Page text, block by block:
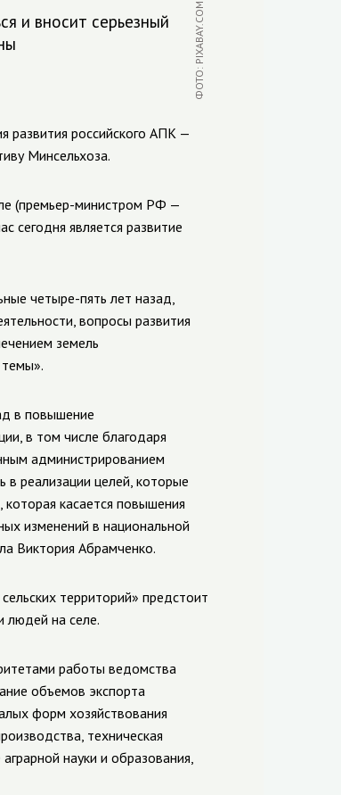
и вносит серьезный
ФОТО: PIXABAY.COM
развития российского АПК —
Минсельхоза.
(премьер-министром РФ —
сегодня является развитие
четыре-пять лет назад,
вопросы развития
земель
в повышение
в том числе благодаря
администрированием
в реализации целей, которые
касается повышения
изменений в национальной
Виктория Абрамченко.
территорий» предстоит
людей на селе.
работы ведомства
объемов экспорта
форм хозяйствования
техническая
науки и образования,